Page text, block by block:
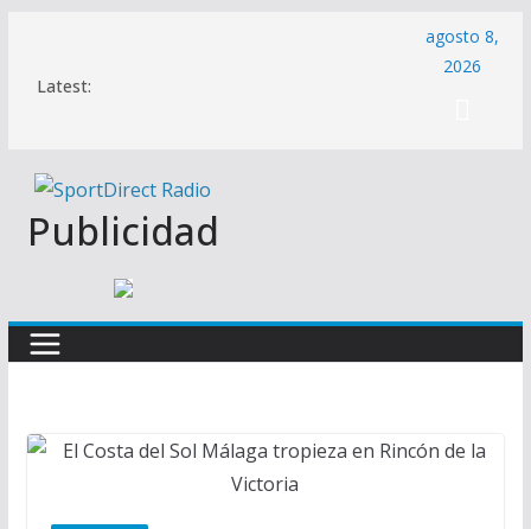
contenido
Latest:
agosto 8,
2026
Publicidad